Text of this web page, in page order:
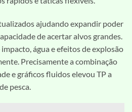
ajudando expandir poder
de acertar alvos grandes.
água e efeitos de explosão
Precisamente a combinação
e gráficos fluidos elevou TP a
pesca.